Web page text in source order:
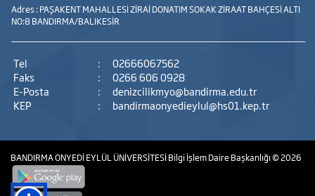
Adres : PAŞAKENT MAHALLESİ ZİRAİ DONATIM SOKAK ZİRAAT BAHÇESİ ALTI
NO:8 BANDIRMA/BALIKESİR
Tel :
02666067562
Faks
:
0266 606 0928
E-Posta
:
denizcilikmyo@bandirma.edu.tr
KEP
: bandirmaonyedieylul@hs01.kep.tr
BANDIRMA ONYEDİ EYLÜL ÜNİVERSİTESİBilgi İşlem Daire Başkanlığı© 2026